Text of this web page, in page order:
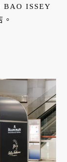
BAO ISSEY